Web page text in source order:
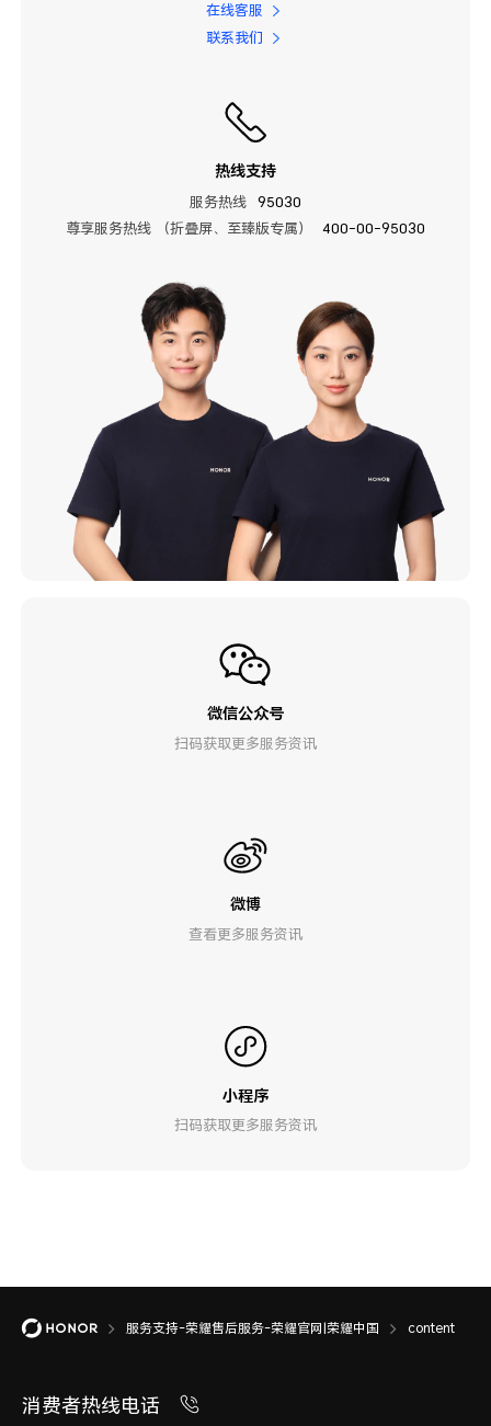
在线客服
联系我们
热线支持
服务热线
95030
尊享服务热线 （折叠屏、至臻版专属）
400-00-95030
微信公众号
扫码获取更多服务资讯
微博
查看更多服务资讯
小程序
扫码获取更多服务资讯
服务支持-荣耀售后服务-荣耀官网|荣耀中国 content
消费者热线电话